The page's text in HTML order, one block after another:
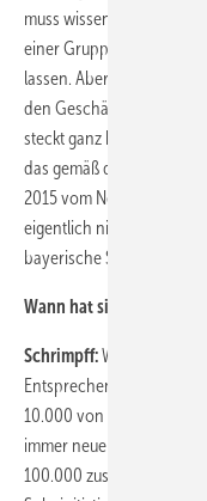
muss wissen, dass der
einer Gruppe emotional
lassen. Aber diese
den Geschäftsführer des
steckt ganz klar die
das gemäß dem
2015 vom Netz gehen
eigentlich nicht tolerieren
bayerische
Wann hat sich Ihre
Schrimpff:Wir haben uns
Entsprechend den
10.000 von 100.000 Euro
immer neue Unterstützer
100.000 zusammen